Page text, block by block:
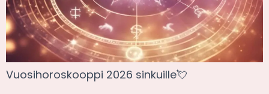
Vuosihoroskooppi 2026 sinkuille💘